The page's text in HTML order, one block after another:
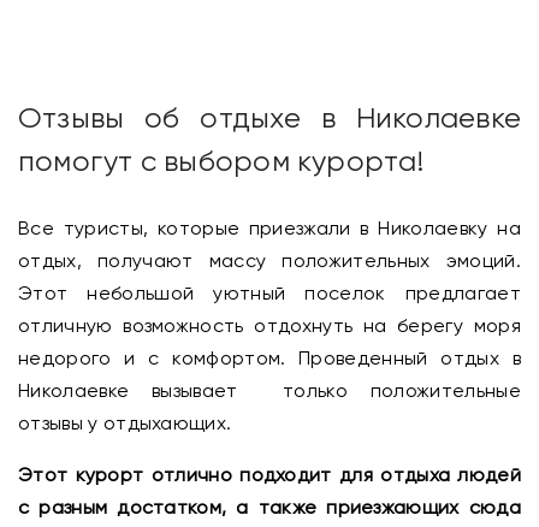
Отзывы об отдыхе в Николаевке
помогут с выбором курорта!
Все туристы, которые приезжали в Николаевку на
отдых, получают массу положительных эмоций.
Этот небольшой уютный поселок предлагает
отличную возможность отдохнуть на берегу моря
недорого и с комфортом. Проведенный отдых в
Николаевке вызывает только положительные
отзывы у отдыхающих.
Этот курорт отлично подходит для отдыха людей
с разным достатком, а также приезжающих сюда